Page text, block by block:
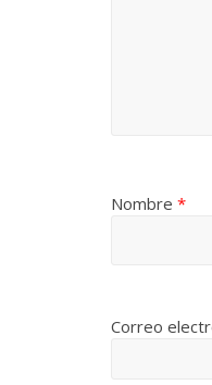
Nombre *
Correo